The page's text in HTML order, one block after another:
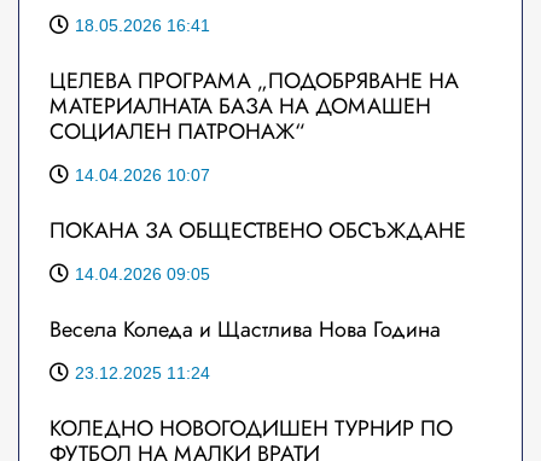
18.05.2026 16:41
ЦЕЛЕВА ПРОГРАМА „ПОДОБРЯВАНЕ НА
МАТЕРИАЛНАТА БАЗА НА ДОМАШЕН
СОЦИАЛЕН ПАТРОНАЖ“
14.04.2026 10:07
ПОКАНА ЗА ОБЩЕСТВЕНО ОБСЪЖДАНЕ
14.04.2026 09:05
Весела Коледа и Щастлива Нова Година
23.12.2025 11:24
КОЛЕДНО НОВОГОДИШЕН ТУРНИР ПО
ФУТБОЛ НА МАЛКИ ВРАТИ